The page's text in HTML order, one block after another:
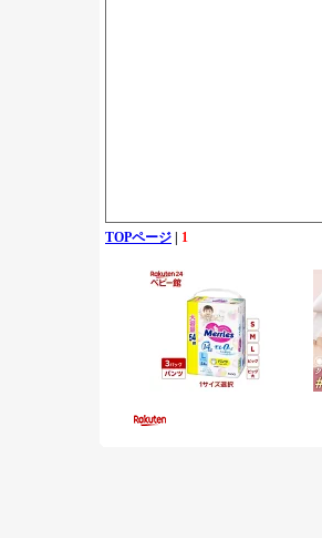
TOPページ 1